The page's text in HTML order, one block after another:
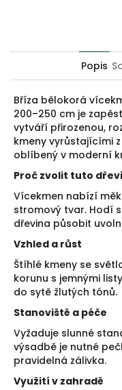
Popis
Bříza bělokorá
200–250 cm je
vytváří přirozenou,
kmeny vyrůstajícími
oblíbený v moderní
Proč zvolit tuto
Vícekmen nabízí
stromový tvar. Hodí
dřevina působit
Vzhled a růst
Štíhlé kmeny se
korunu s jemnými
do sytě žlutých tónů.
Stanoviště a péče
Vyžaduje slunné
výsadbě je nutné
pravidelná zálivka.
Využití v zahradě